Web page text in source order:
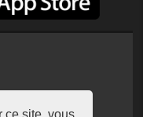
ce site, vous